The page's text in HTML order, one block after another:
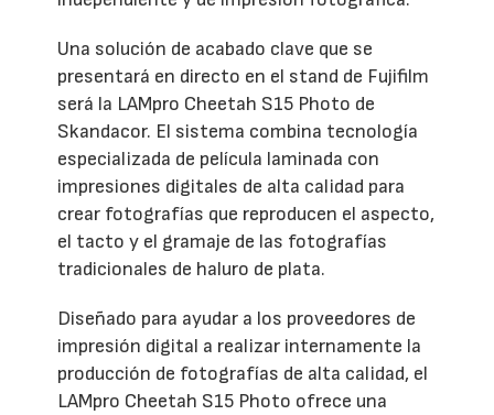
Una solución de acabado clave que se
presentará en directo en el stand de Fujifilm
será la LAMpro Cheetah S15 Photo de
Skandacor. El sistema combina tecnología
especializada de película laminada con
impresiones digitales de alta calidad para
crear fotografías que reproducen el aspecto,
el tacto y el gramaje de las fotografías
tradicionales de haluro de plata.
Diseñado para ayudar a los proveedores de
impresión digital a realizar internamente la
producción de fotografías de alta calidad, el
LAMpro Cheetah S15 Photo ofrece una